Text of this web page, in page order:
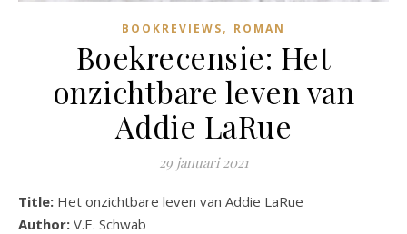
BOOKREVIEWS, ROMAN
Boekrecensie: Het
onzichtbare leven van
Addie LaRue
29 januari 2021
Title: Het onzichtbare leven van Addie LaRue
Author: V.E. Schwab